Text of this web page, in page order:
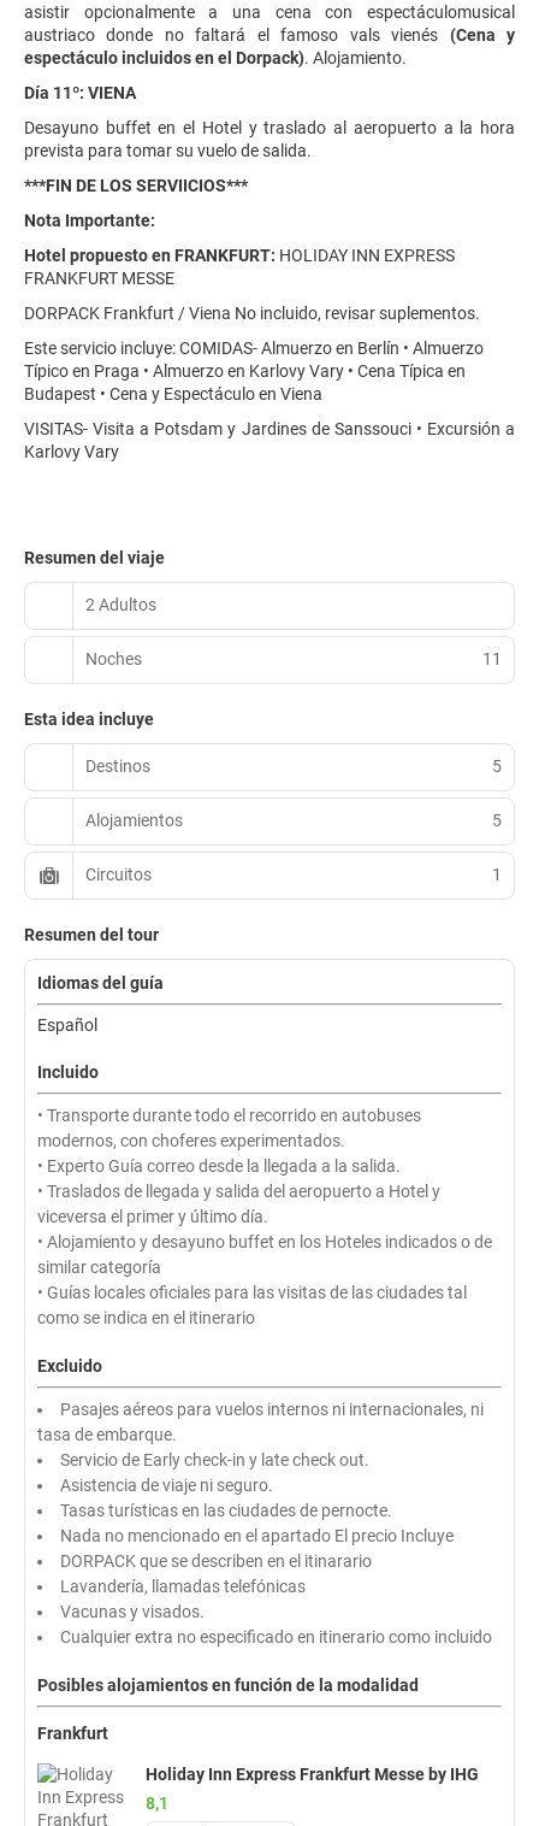
asistir opcionalmente a una cena con espectáculomusical
austriaco donde no faltará el famoso vals vienés (Cena y
espectáculo incluidos en el Dorpack). Alojamiento.
Día 11º: VIENA
Desayuno buffet en el Hotel y traslado al aeropuerto a la hora
prevista para tomar su vuelo de salida.
***FIN DE LOS SERVIICIOS***
Nota Importante:
Hotel propuesto en FRANKFURT: HOLIDAY INN EXPRESS
FRANKFURT MESSE
DORPACK Frankfurt / Viena No incluido, revisar suplementos.
Este servicio incluye: COMIDAS- Almuerzo en Berlín • Almuerzo
Típico en Praga • Almuerzo en Karlovy Vary • Cena Típica en
Budapest • Cena y Espectáculo en Viena
VISITAS- Visita a Potsdam y Jardines de Sanssouci • Excursión a
Karlovy Vary
Resumen del viaje
2 Adultos
Noches 11
Esta idea incluye
Destinos 5
Alojamientos 5
Circuitos 1
Resumen del tour
Idiomas del guía
Español
Incluido
• Transporte durante todo el recorrido en autobuses
modernos, con choferes experimentados.
• Experto Guía correo desde la llegada a la salida.
• Traslados de llegada y salida del aeropuerto a Hotel y
viceversa el primer y último día.
• Alojamiento y desayuno buffet en los Hoteles indicados o de
similar categoría
• Guías locales oficiales para las visitas de las ciudades tal
como se indica en el itinerario
Excluido
Pasajes aéreos para vuelos internos ni internacionales, ni
tasa de embarque.
Servicio de Early check-in y late check out.
Asistencia de viaje ni seguro.
Tasas turísticas en las ciudades de pernocte.
Nada no mencionado en el apartado El precio Incluye
DORPACK que se describen en el itinarario
Lavandería, llamadas telefónicas
Vacunas y visados.
Cualquier extra no especificado en itinerario como incluido
Posibles alojamientos en función de la modalidad
Frankfurt
Holiday Inn Express Frankfurt Messe by IHG
8,1